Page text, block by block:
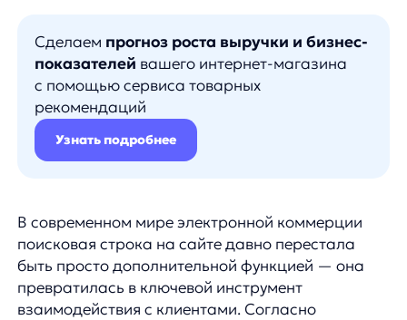
Узнать подробнее
В современном мире электронной коммерции
поисковая строка на сайте давно перестала
быть просто дополнительной функцией — она
превратилась в ключевой инструмент
посетителей интернет-магазинов покидают сайт
из-за неудовлетворительной работы поиска, так
и не совершив покупку. Эта проблема обходится
бизнесу в миллионы потерянных продаж
ежегодно.